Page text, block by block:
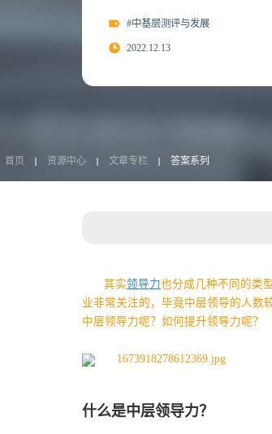
#中基层测评与发展
2022.12.13
首页 资源中心 文章专栏 答案系列
其实领导力也分成几种不同的类
业非常关注的，毕竟中层领导的人数
中层领导力呢？如何提升领导力呢？
什么是中层领导力？